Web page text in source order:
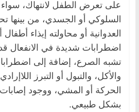
على تعرض الطفل لانتهاك،
السلوكي أو الجسدي، من بينها
العدوانية أو محاولته إيذاء
اضطرابات شديدة في الانفعال
تشبه الصرع، إضافة إلى
والأكل، والتبول أو التبرز
الحركة أو المشي، ووجود إصابات
بشكل طبيعي.